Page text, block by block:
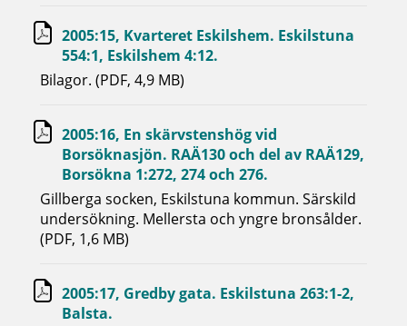
2005:15, Kvarteret Eskilshem. Eskilstuna
554:1, Eskilshem 4:12.
Bilagor. (PDF, 4,9 MB)
2005:16, En skärvstenshög vid
Borsöknasjön. RAÄ130 och del av RAÄ129,
Borsökna 1:272, 274 och 276.
Gillberga socken, Eskilstuna kommun. Särskild
undersökning. Mellersta och yngre bronsålder.
(PDF, 1,6 MB)
2005:17, Gredby gata. Eskilstuna 263:1-2,
Balsta.